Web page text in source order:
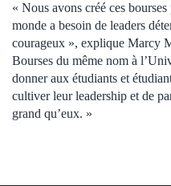
« Nous avons créé ces
monde a besoin de leaders
courageux », explique Marcy
Bourses du même nom à
donner aux étudiants et
cultiver leur leadership et de
grand qu’eux. »